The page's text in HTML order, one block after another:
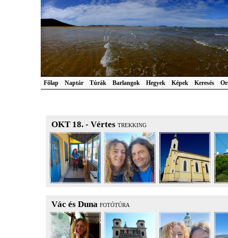
Főlap Naptár Túrák Barlangok Hegyek Képek Keresés
OKT 18. - Vértes TREKKING
Vác és Duna FOTÓTÚRA